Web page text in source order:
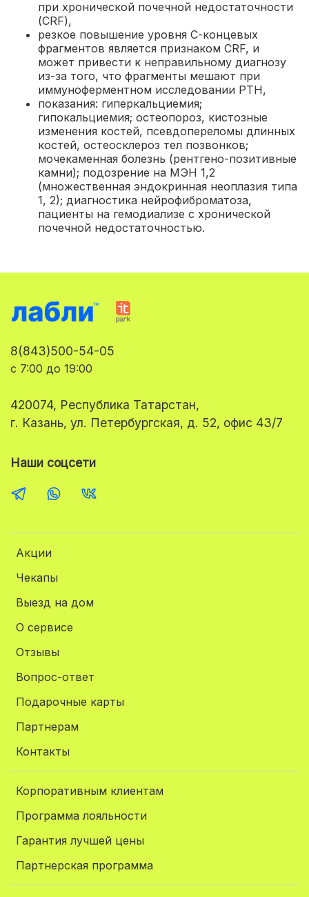
при хронической почечной недостаточности
(CRF),
резкое повышение уровня С-концевых
фрагментов является признаком CRF, и
может привести к неправильному диагнозу
из-за того, что фрагменты мешают при
иммуноферментном исследовании РТН,
показания: гиперкальциемия;
гипокальциемия; остеопороз, кистозные
изменения костей, псевдопереломы длинных
костей, остеосклероз тел позвонков;
мочекаменная болезнь (рентгено-позитивные
камни); подозрение на МЭН 1,2
(множественная эндокринная неоплазия типа
1, 2); диагностика нейрофиброматоза,
пациенты на гемодиализе с хронической
почечной недостаточностью.
Акции
Чекапы
Выезд на дом
О сервисе
Отзывы
Вопрос-ответ
Подарочные карты
Партнерам
Контакты
Корпоративным клиентам
Программа лояльности
Гарантия лучшей цены
Партнерская программа
8(843)500-54-05
с 7:00 до 19:00
420074, Республика Татарстан,
г. Казань, ул. Петербургская, д. 52, офис 43/7
Наши соцсети